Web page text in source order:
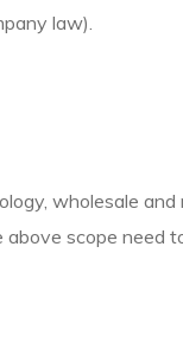
law).
wholesale and
scope need